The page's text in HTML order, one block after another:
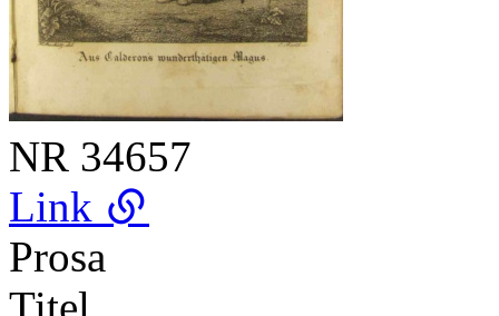
NR 34657
Link
Prosa
Titel